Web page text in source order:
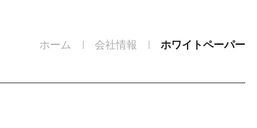
ホーム 会社情報 ホワイトペーパー